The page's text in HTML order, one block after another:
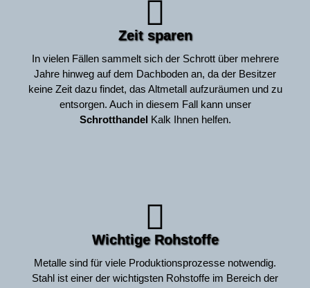
Zeit sparen
In vielen Fällen sammelt sich der Schrott über mehrere
Jahre hinweg auf dem Dachboden an, da der Besitzer
keine Zeit dazu findet, das Altmetall aufzuräumen und zu
entsorgen. Auch in diesem Fall kann unser
Schrotthandel Kalk Ihnen helfen.
Wichtige Rohstoffe
Metalle sind für viele Produktionsprozesse notwendig.
Stahl ist einer der wichtigsten Rohstoffe im Bereich der